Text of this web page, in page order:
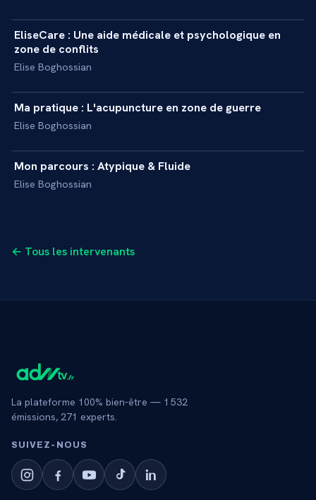
INTERVIEW
EliseCare : Une aide médicale et psychologique en
zone de conflits
Elise Boghossian
INTERVIEW
Ma pratique : L'acupuncture en zone de guerre
Elise Boghossian
INTERVIEW
Mon parcours : Atypique & Fluide
Elise Boghossian
← Tous les intervenants
La plateforme 100% bien-être — 1 532
émissions, 271 experts.
SUIVEZ‑NOUS